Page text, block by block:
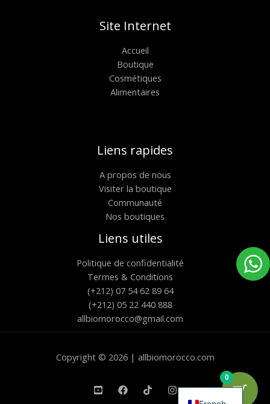
Site Internet
Accueil
Boutique
Cosmétiques
Alimentaires
Liens rapides
A propos de nous
Visiter la boutique
Communauté
Nos boutiques
Liens utiles
Politique de confidentialité
Termes & Conditions
(+212) 07 54 62 89 64
(+212) 05 22 440 888
allbiomorocco@gmail.com
Copyright © 2026 | allbiomorocco.com
0
English